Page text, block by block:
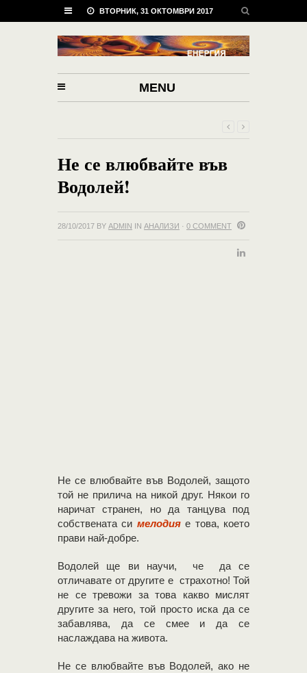
ВТОРНИК, 31 ОКТОМВРИ 2017
MENU
Не се влюбвайте във
Водолей!
28/10/2017 BY ADMIN IN АНАЛИЗИ · 0 COMMENT
Не се влюбвайте във Водолей, защото
той не прилича на никой друг. Някои го
наричат ​​странен, но да танцува под
собствената си мелодия е това, което
прави най-добре.
Водолей ще ви научи, че да се
отличавате от другите е страхотно! Той
не се тревожи за това какво мислят
другите за него, той просто иска да се
забавлява, да се смее и да се
наслаждава на живота.
Не се влюбвайте във Водолей, ако не